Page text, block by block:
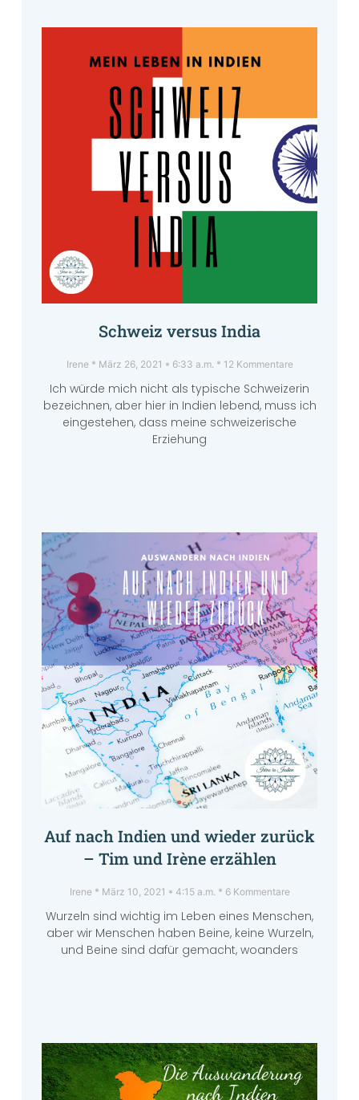
Schweiz versus India
Irene März 26, 2021 6:33 a.m. 12 Kommentare
Ich würde mich nicht als typische Schweizerin
bezeichnen, aber hier in Indien lebend, muss ich
eingestehen, dass meine schweizerische
Erziehung
Auf nach Indien und wieder zurück
– Tim und Irène erzählen
Irene März 10, 2021 4:15 a.m. 6 Kommentare
Wurzeln sind wichtig im Leben eines Menschen,
aber wir Menschen haben Beine, keine Wurzeln,
und Beine sind dafür gemacht, woanders